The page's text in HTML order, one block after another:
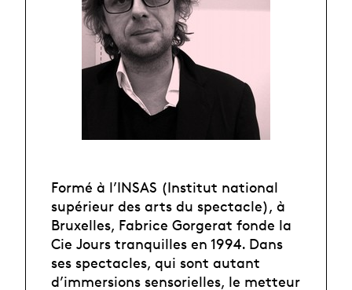
Formé à l’INSAS (Institut national
supérieur des arts du spectacle), à
Bruxelles, Fabrice Gorgerat fonde la
Cie Jours tranquilles en 1994. Dans
ses spectacles, qui sont autant
d’immersions sensorielles, le metteur